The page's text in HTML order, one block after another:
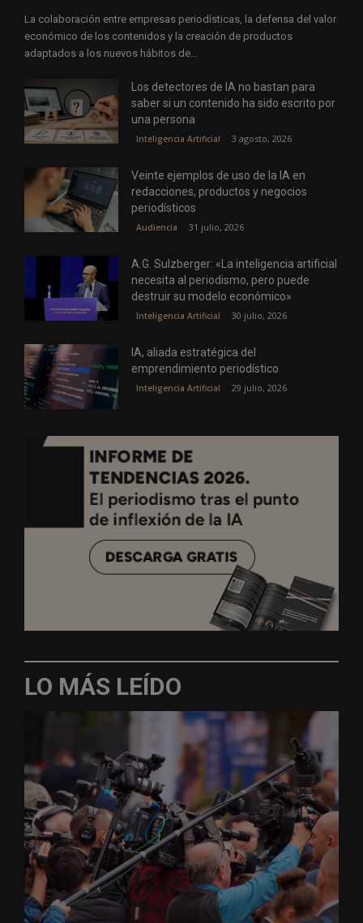
La colaboración entre empresas periodísticas, la defensa del valor
económico de los contenidos y la creación de productos
adaptados a los nuevos hábitos de...
Los detectores de IA no bastan para
saber si un contenido ha sido escrito por
una persona
Inteligencia Artificial 3 agosto, 2026
Veinte ejemplos de uso de la IA en
redacciones, productos y negocios
periodísticos
Audiencia 31 julio, 2026
A.G. Sulzberger: «La inteligencia artificial
necesita al periodismo, pero puede
destruir su modelo económico»
Inteligencia Artificial 30 julio, 2026
IA, aliada estratégica del
emprendimiento periodístico
Inteligencia Artificial 29 julio, 2026
LO MÁS LEÍDO